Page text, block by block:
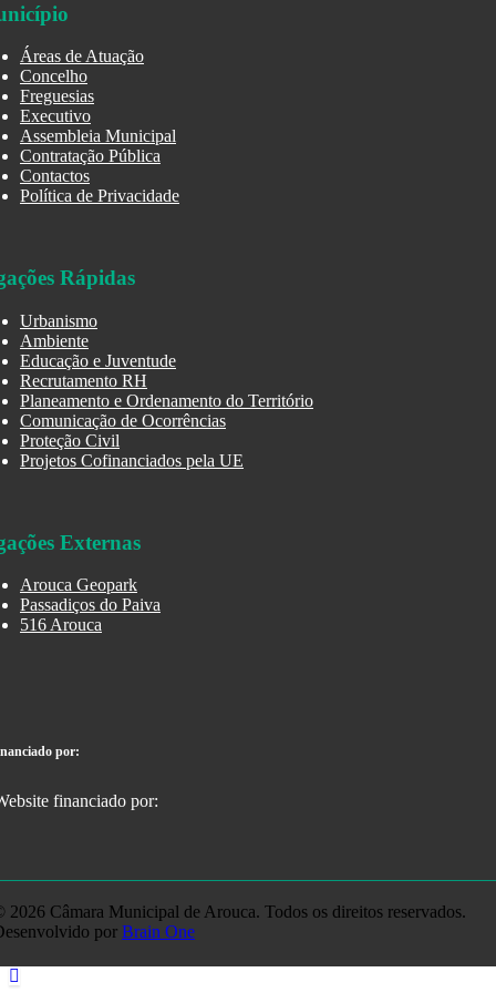
Áreas de Atuação
Concelho
Freguesias
Executivo
Assembleia Municipal
Contratação Pública
Contactos
Política de Privacidade
Rápidas
Urbanismo
Ambiente
Educação e Juventude
Recrutamento RH
Planeamento e Ordenamento do Território
Comunicação de Ocorrências
Proteção Civil
Projetos Cofinanciados pela UE
Externas
Arouca Geopark
Passadiços do Paiva
516 Arouca
por:
2026 Câmara Municipal de Arouca. Todos os direitos reservados.
por Brain One